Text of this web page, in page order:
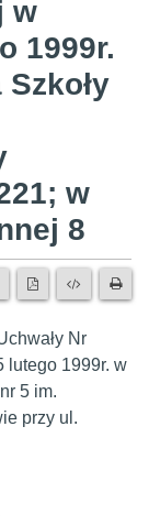
w
1999r.
w
8
Nr
lutego 1999r. w
5 im.
przy ul.